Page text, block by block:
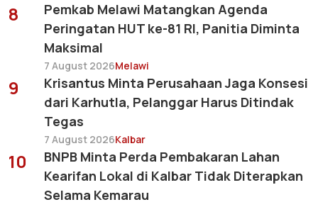
8
Pemkab Melawi Matangkan Agenda
Peringatan HUT ke-81 RI, Panitia Diminta
Maksimal
7 August 2026Melawi
9
Krisantus Minta Perusahaan Jaga Konsesi
dari Karhutla, Pelanggar Harus Ditindak
Tegas
7 August 2026Kalbar
10
BNPB Minta Perda Pembakaran Lahan
Kearifan Lokal di Kalbar Tidak Diterapkan
Selama Kemarau